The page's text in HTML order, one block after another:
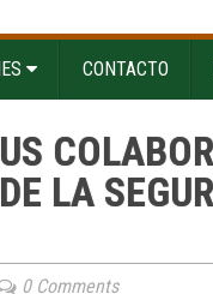
CONTACTO
LA
0 Comments